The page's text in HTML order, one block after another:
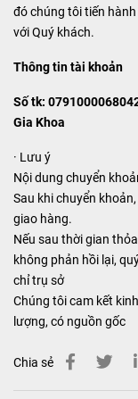
đó chúng tôi tiến
với Quý khách.
Thông tin tài khoản
Số tk:
Gia Khoa
· Lưu ý
Nội dung chuyển
Sau khi chuyển
giao hàng.
Nếu sau thời gian
không phản hồi lại,
chỉ trụ sở
Chúng tôi cam kết
lượng, có nguồn gốc
Chia sẻ